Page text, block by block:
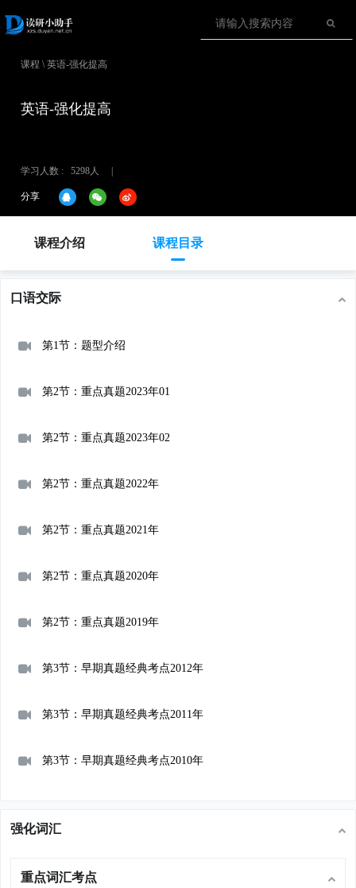
课程 \英语-强化提高
英语-强化提高
学习人数 : 5298人
分享
课程介绍 课程目录
口语交际
第1节：题型介绍
第2节：重点真题2023年01
第2节：重点真题2023年02
第2节：重点真题2022年
第2节：重点真题2021年
第2节：重点真题2020年
第2节：重点真题2019年
第3节：早期真题经典考点2012年
第3节：早期真题经典考点2011年
第3节：早期真题经典考点2010年
强化词汇
重点词汇考点